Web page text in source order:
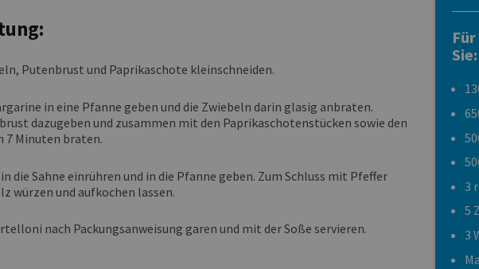
Putenbrust und Paprikaschote kleinschneiden.
in eine Pfanne geben und die Zwiebeln darin glasig anbraten.
dazugeben und zusammen mit den Paprikaschotenstücken sowie den
7 Minuten braten.
die Sahne einrühren und in die Pfanne geben. Zum Schluss mit Pfeffer
würzen und aufkochen lassen.
nach Packungsanweisung garen und mit der Soße servieren.
Sie:
3
5
3